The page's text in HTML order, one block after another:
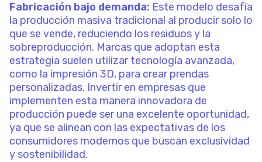
Fabricación bajo demanda: Este modelo desafía
la producción masiva tradicional al producir solo lo
que se vende, reduciendo los residuos y la
sobreproducción. Marcas que adoptan esta
estrategia suelen utilizar tecnología avanzada,
como la impresión 3D, para crear prendas
personalizadas. Invertir en empresas que
implementen esta manera innovadora de
producción puede ser una excelente oportunidad,
ya que se alinean con las expectativas de los
consumidores modernos que buscan exclusividad
y sostenibilidad.